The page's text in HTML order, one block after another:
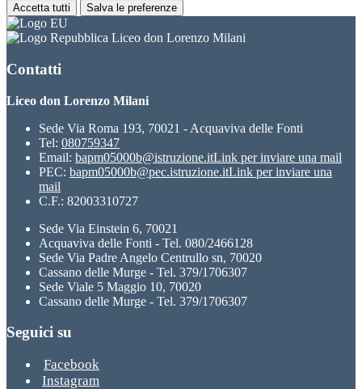
Accetta tutti Salva le preferenze
Liceo don Lorenzo Milani
Contatti
Liceo don Lorenzo Milani
Sede Via Roma 193, 70021 - Acquaviva delle Fonti
Tel: 080759347
Email: bapm05000b@istruzione.itLink per inviare una mail
PEC: bapm05000b@pec.istruzione.itLink per inviare una
mail
C.F.: 82003310727
Sede Via Einstein 6, 70021
Acquaviva delle Fonti - Tel. 080/2466128
Sede Via Padre Angelo Centrullo sn, 70020
Cassano delle Murge - Tel. 379/1706307
Sede Viale 5 Maggio 10, 70020
Cassano delle Murge - Tel. 379/1706307
Seguici su
Facebook
Instagram